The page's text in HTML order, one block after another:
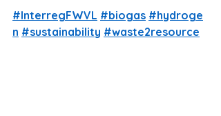
#InterregFWVL #biogas #hydroge
n #sustainability #waste2resource